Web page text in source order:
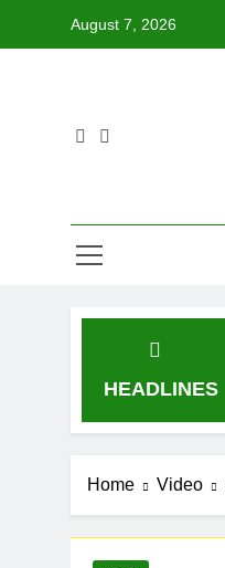
August 7, 2026
HEADLINES
Home Video